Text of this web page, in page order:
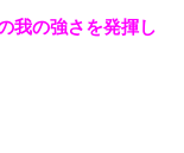
我の強さを発揮し